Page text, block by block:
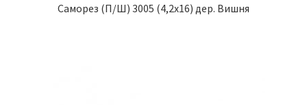
Саморез (П/Ш) 3005 (4,2х16) дер. Вишня